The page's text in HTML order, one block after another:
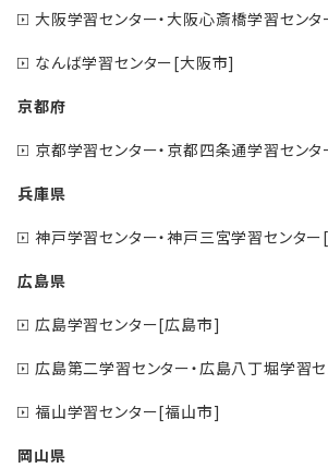
大阪学習センター・大阪心斎橋学習セン
なんば学習センター[大阪市]
京都府
京都学習センター・京都四条通学習セン
兵庫県
神戸学習センター・神戸三宮学習センタ
広島県
広島学習センター[広島市]
広島第二学習センター・広島八丁堀学習
福山学習センター[福山市]
岡山県